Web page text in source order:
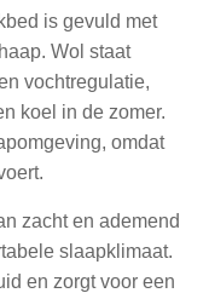
is gevuld met
Wol staat
vochtregulatie,
koel in de zomer.
omdat
zacht en ademend
slaapklimaat.
en zorgt voor een